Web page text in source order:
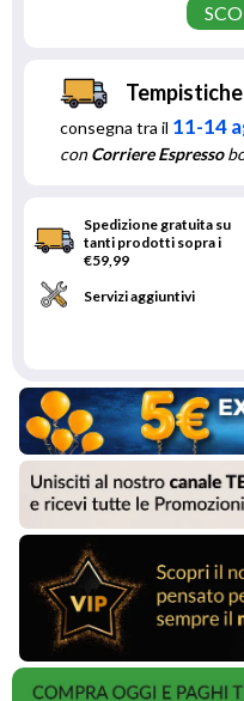
consegna tra il 11-14
conCorriere Espresso
Spedizione gratuita su
tanti prodotti sopra i
€59,99
Servizi aggiuntivi